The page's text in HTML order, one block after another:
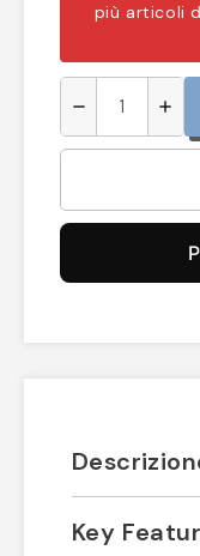
più articoli
remove add
Key